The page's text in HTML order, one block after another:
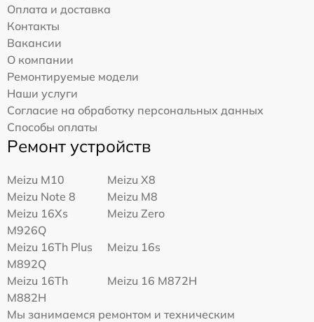
Оплата и доставка
Контакты
Вакансии
О компании
Ремонтируемые модели
Наши услуги
Согласие на обработку персональных данных
Способы оплаты
Ремонт устройств
Meizu M10
Meizu X8
Meizu Note 8
Meizu M8
Meizu 16Xs
M926Q
Meizu Zero
Meizu 16Th Plus
M892Q
Meizu 16s
Meizu 16Th
M882H
Meizu 16 M872H
Мы занимаемся ремонтом и техническим